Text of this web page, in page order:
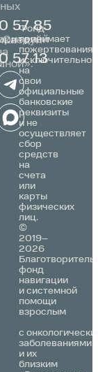
57 85
57 13
©
2019–
2026
фонд
навигации
и системной
помощи
взрослым
с
заболеваниями
и их
близким
Фонд
принимает
пожертвования
исключительно
на
свои
официальные
банковские
реквизиты
и не
осуществляет
сбор
средств
на
счета
или
карты
физических
лиц.